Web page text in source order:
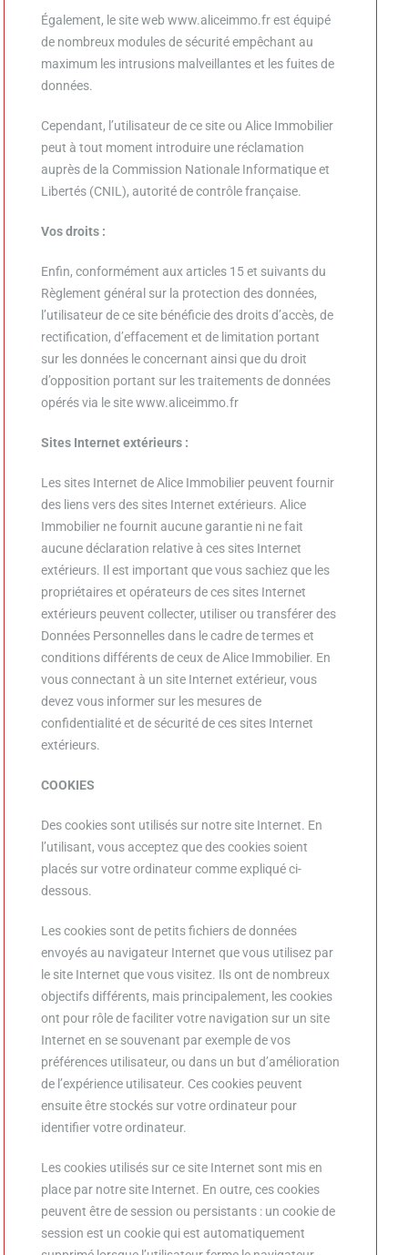
Également, le site web www.aliceimmo.frest équipé
de nombreux modules de sécurité empêchant au
maximum les intrusions malveillantes et les fuites de
données.
Cependant, l’utilisateur de ce site ou Alice Immobilier
peut à tout moment introduire une réclamation
auprès de la Commission Nationale Informatique et
Libertés (CNIL), autorité de contrôle française.
Vos droits :
Enfin, conformément aux articles 15 et suivants du
Règlement général sur la protection des données,
l’utilisateur de ce site bénéficie des droits d’accès, de
rectification, d’effacement et de limitation portant
sur les données le concernant ainsi que du droit
d’opposition portant sur les traitements de données
opérés via le sitewww.aliceimmo.fr
Sites Internet extérieurs :
Les sites Internet deAlice Immobilier peuvent fournir
des liens vers des sites Internet extérieurs. Alice
Immobilier ne fournit aucune garantie ni ne fait
aucune déclaration relative à ces sites Internet
extérieurs. Il est important que vous sachiez que les
propriétaires et opérateurs de ces sites Internet
extérieurs peuvent collecter, utiliser ou transférer des
Données Personnelles dans le cadre de termes et
conditions différents de ceux deAlice Immobilier. En
vous connectant à un site Internet extérieur, vous
devez vous informer sur les mesures de
confidentialité et de sécurité de ces sites Internet
extérieurs.
COOKIES
Des cookies sont utilisés sur notre site Internet. En
l’utilisant, vous acceptez que des cookies soient
placés sur votre ordinateur comme expliqué ci-
dessous.
Les cookies sont de petits fichiers de données
envoyés au navigateur Internet que vous utilisez par
le site Internet que vous visitez. Ils ont de nombreux
objectifs différents, mais principalement, les cookies
ont pour rôle de faciliter votre navigation sur un site
Internet en se souvenant par exemple de vos
préférences utilisateur, ou dans un but d’amélioration
de l’expérience utilisateur. Ces cookies peuvent
ensuite être stockés sur votre ordinateur pour
identifier votre ordinateur.
Les cookies utilisés sur ce site Internet sont mis en
place par notre site Internet. En outre, ces cookies
peuvent être de session ou persistants : un cookie de
session est un cookie qui est automatiquement